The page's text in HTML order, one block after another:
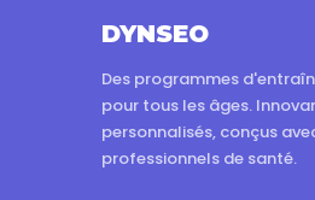
DYNSEO
Des programmes
pour tous les âges.
personnalisés, conçus
professionnels de santé.